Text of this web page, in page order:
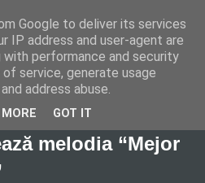
melodia “Mejor
Google to deliver its services
IP address and user-agent are
with performance and security
service, generate usage
address abuse.
GOT IT